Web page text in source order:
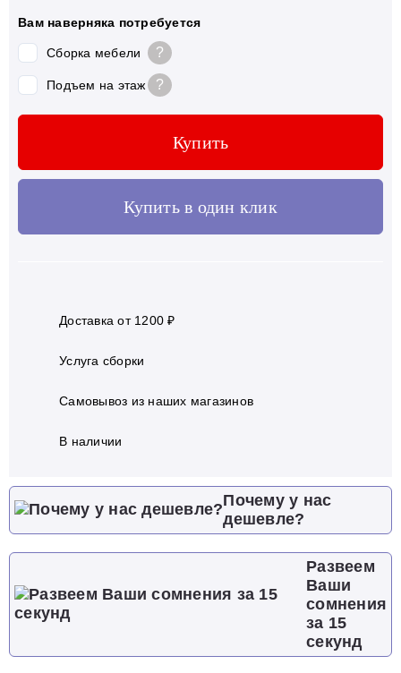
Вам наверняка потребуется
Сборка мебели ?
Подъем на этаж ?
Купить
Купить в один клик
Доставка от 1200 ₽
Услуга сборки
Самовывоз из наших магазинов
В наличии
Почему у нас
дешевле?
Развеем
Ваши
сомнения
за 15
секунд